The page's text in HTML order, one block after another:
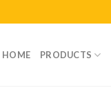
HOME PRODUCTS